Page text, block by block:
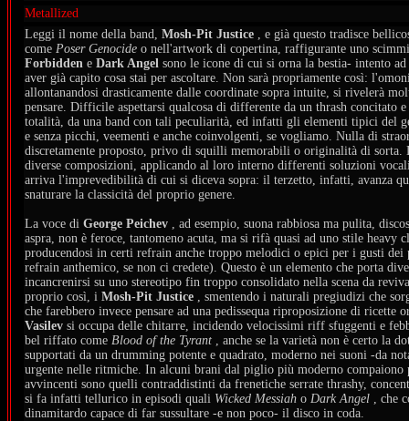
Metallized
Leggi il nome della band, Mosh-Pit Justice , e già questo tradisce
come Poser Genocide o nell'artwork di copertina, raffigurante uno
Forbidden e Dark Angel sono le icone di cui si orna la bestia- intento
aver già capito cosa stai per ascoltare. Non sarà propriamente così:
allontanandosi drasticamente dalle coordinate sopra intuite, si rivelerà
pensare. Difficile aspettarsi qualcosa di differente da un thrash concitato
totalità, da una band con tali peculiarità, ed infatti gli elementi tipici del
e senza picchi, veementi e anche coinvolgenti, se vogliamo. Nulla di
discretamente proposto, privo di squilli memorabili o originalità di sorta.
diverse composizioni, applicando al loro interno differenti soluzioni
arriva l'imprevedibilità di cui si diceva sopra: il terzetto, infatti, avanza
snaturare la classicità del proprio genere.
La voce di George Peichev , ad esempio, suona rabbiosa ma pulita,
aspra, non è feroce, tantomeno acuta, ma si rifà quasi ad uno stile heavy
producendosi in certi refrain anche troppo melodici o epici per i gusti
refrain anthemico, se non ci credete). Questo è un elemento che porta
incancrenirsi su uno stereotipo fin troppo consolidato nella scena da
proprio così, i Mosh-Pit Justice , smentendo i naturali pregiudizi che
che farebbero invece pensare ad una pedissequa riproposizione di
Vasilev si occupa delle chitarre, incidendo velocissimi riff sfuggenti e
bel riffato come Blood of the Tyrant , anche se la varietà non è certo la
supportati da un drumming potente e quadrato, moderno nei suoni -da
urgente nelle ritmiche. In alcuni brani dal piglio più moderno compaiono
avvincenti sono quelli contraddistinti da frenetiche serrate thrashy,
si fa infatti tellurico in episodi quali Wicked Messiah o Dark Angel , che
dinamitardo capace di far sussultare -e non poco- il disco in coda.